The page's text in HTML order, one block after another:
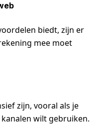
biedt, zijn er
mee moet
zijn, vooral als je
wilt gebruiken.